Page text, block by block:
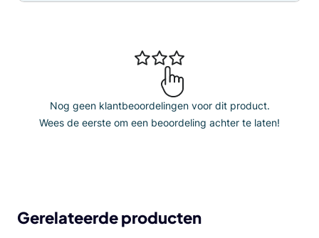
Nog geen klantbeoordelingen voor dit product.
Wees de eerste om een beoordeling achter te laten!
Gerelateerde producten